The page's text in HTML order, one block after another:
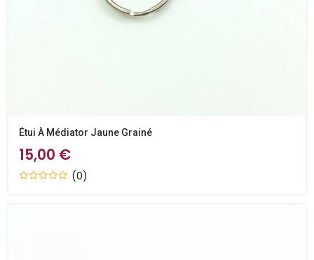
Étui À Médiator Jaune Grainé
15,00 €
(0)